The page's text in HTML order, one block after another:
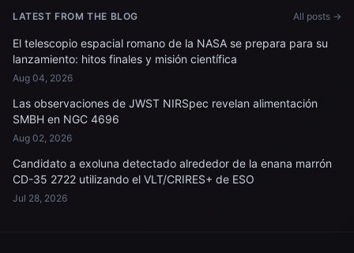
LATEST FROM THE BLOG All posts →
El telescopio espacial romano de la NASA se prepara para su
lanzamiento: hitos finales y misión científica
Aug 04, 2026
Las observaciones de JWST NIRSpec revelan alimentación
SMBH en NGC 4696
Aug 02, 2026
Candidato a exoluna detectado alrededor de la enana marrón
CD-35 2722 utilizando el VLT/CRIRES+ de ESO
Jul 28, 2026